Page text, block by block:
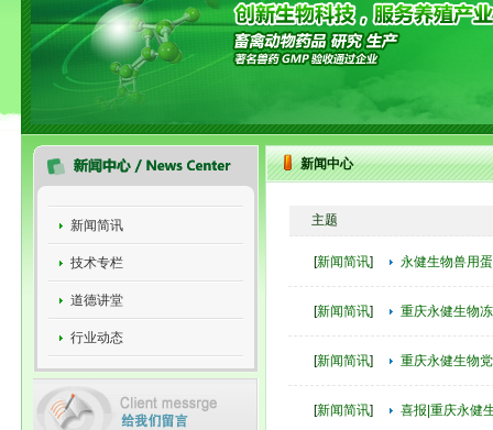
新闻简讯
技术专栏
道德讲堂
行业动态
新闻中心
主题
[新闻简讯] 永健生物兽用
[新闻简讯] 重庆永健生物
[新闻简讯] 重庆永健生物
[新闻简讯] 喜报|重庆永健